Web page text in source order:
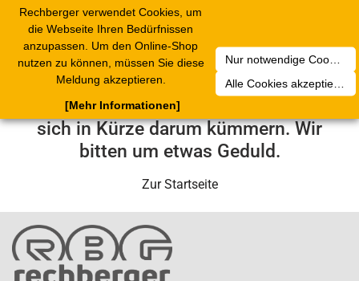
Rechberger verwendet Cookies, um
die Webseite Ihren Bedürfnissen
anzupassen. Um den Online-Shop
nutzen zu können, müssen Sie diese
Meldung akzeptieren.
Nur notwendige Cookies akzeptieren
Alle Cookies akzeptieren
[Mehr Informationen]
Leider ist ein technischer Fehler
aufgetreten. Unser Service-Team wird
sich in Kürze darum kümmern. Wir
bitten um etwas Geduld.
Zur Startseite